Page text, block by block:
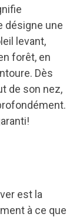
désigne une
levant,
forêt, en
Dès
de son nez,
est la
à ce que